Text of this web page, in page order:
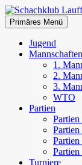
Zum
Inhalt
springen
Suchen
Primäres Menü
Jugend
Mannschaften
1.
2.
3.
WTO
Partien
Turniere